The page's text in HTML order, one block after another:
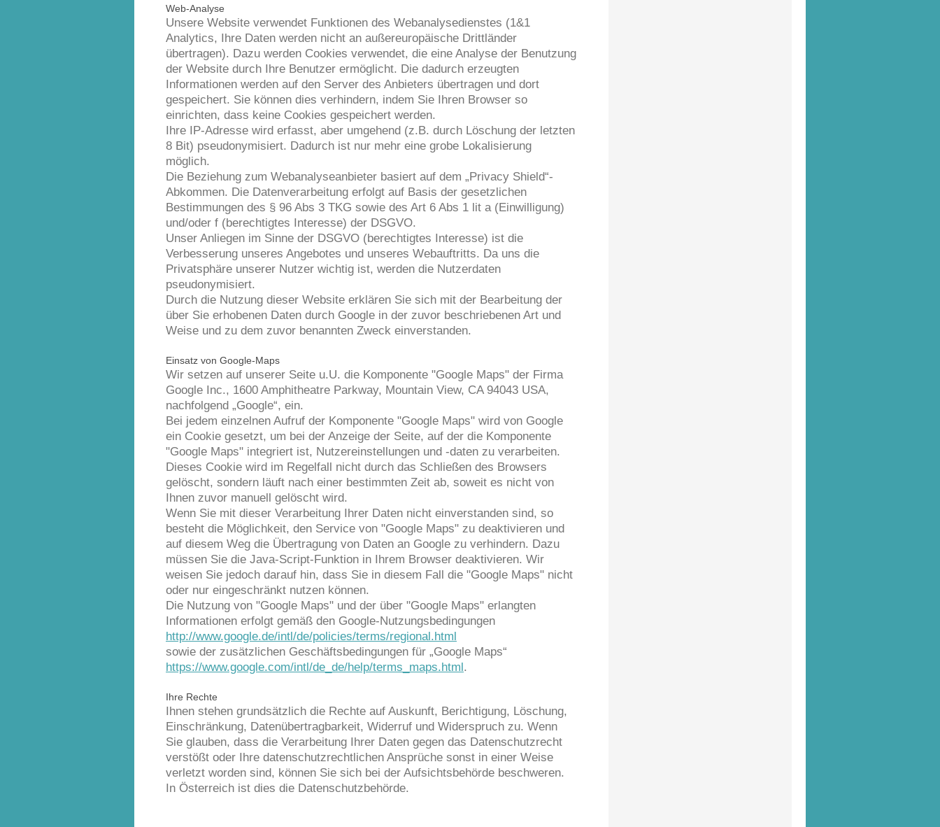
Web-Analyse
Unsere Website verwendet Funktionen des Webanalysedienstes (1&1
Analytics, Ihre Daten werden nicht an außereuropäische Drittländer
übertragen). Dazu werden Cookies verwendet, die eine Analyse der Benutzung
der Website durch Ihre Benutzer ermöglicht. Die dadurch erzeugten
Informationen werden auf den Server des Anbieters übertragen und dort
gespeichert. Sie können dies verhindern, indem Sie Ihren Browser so
einrichten, dass keine Cookies gespeichert werden.
Ihre IP-Adresse wird erfasst, aber umgehend (z.B. durch Löschung der letzten
8 Bit) pseudonymisiert. Dadurch ist nur mehr eine grobe Lokalisierung
möglich.
Die Beziehung zum Webanalyseanbieter basiert auf dem „Privacy Shield“-
Abkommen. Die Datenverarbeitung erfolgt auf Basis der gesetzlichen
Bestimmungen des § 96 Abs 3 TKG sowie des Art 6 Abs 1 lit a (Einwilligung)
und/oder f (berechtigtes Interesse) der DSGVO.
Unser Anliegen im Sinne der DSGVO (berechtigtes Interesse) ist die
Verbesserung unseres Angebotes und unseres Webauftritts. Da uns die
Privatsphäre unserer Nutzer wichtig ist, werden die Nutzerdaten
pseudonymisiert.
Durch die Nutzung dieser Website erklären Sie sich mit der Bearbeitung der
über Sie erhobenen Daten durch Google in der zuvor beschriebenen Art und
Weise und zu dem zuvor benannten Zweck einverstanden.
Einsatz von Google-Maps
Wir setzen auf unserer Seite u.U. die Komponente "Google Maps" der Firma
Google Inc., 1600 Amphitheatre Parkway, Mountain View, CA 94043 USA,
nachfolgend „Google“, ein.
Bei jedem einzelnen Aufruf der Komponente "Google Maps" wird von Google
ein Cookie gesetzt, um bei der Anzeige der Seite, auf der die Komponente
"Google Maps" integriert ist, Nutzereinstellungen und -daten zu verarbeiten.
Dieses Cookie wird im Regelfall nicht durch das Schließen des Browsers
gelöscht, sondern läuft nach einer bestimmten Zeit ab, soweit es nicht von
Ihnen zuvor manuell gelöscht wird.
Wenn Sie mit dieser Verarbeitung Ihrer Daten nicht einverstanden sind, so
besteht die Möglichkeit, den Service von "Google Maps" zu deaktivieren und
auf diesem Weg die Übertragung von Daten an Google zu verhindern. Dazu
müssen Sie die Java-Script-Funktion in Ihrem Browser deaktivieren. Wir
weisen Sie jedoch darauf hin, dass Sie in diesem Fall die "Google Maps" nicht
oder nur eingeschränkt nutzen können.
Die Nutzung von "Google Maps" und der über "Google Maps" erlangten
Informationen erfolgt gemäß den Google-Nutzungsbedingungen
http://www.google.de/intl/de/policies/terms/regional.html
sowie der zusätzlichen Geschäftsbedingungen für „Google Maps“
https://www.google.com/intl/de_de/help/terms_maps.html .
Ihre Rechte
Ihnen stehen grundsätzlich die Rechte auf Auskunft, Berichtigung, Löschung,
Einschränkung, Datenübertragbarkeit, Widerruf und Widerspruch zu. Wenn
Sie glauben, dass die Verarbeitung Ihrer Daten gegen das Datenschutzrecht
verstößt oder Ihre datenschutzrechtlichen Ansprüche sonst in einer Weise
verletzt worden sind, können Sie sich bei der Aufsichtsbehörde beschweren.
In Österreich ist dies die Datenschutzbehörde.